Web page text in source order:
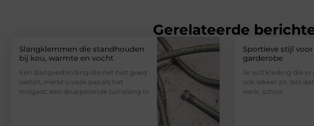
Gerelateerde
Slangklemmen die standhouden
bij kou, warmte en vocht
Een slangverbinding die net niet goed
vastzit, merkt u vaak pas als het
misgaat: een druppelende tuinslang in
Sportieve stijl
garderobe
Je wilt kleding die er
ook lekker zit. Iets
werk, school